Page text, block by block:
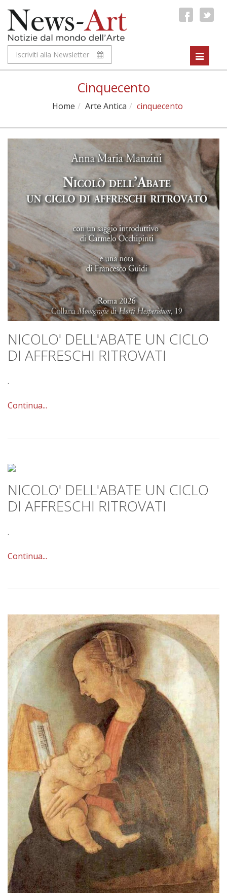
Iscriviti alla Newsletter
Toggle
Cinquecento
Home Arte Antica cinquecento
NICOLO' DELL'ABATE UN CICLO
DI AFFRESCHI RITROVATI
.
Continua...
NICOLO' DELL'ABATE UN CICLO
DI AFFRESCHI RITROVATI
.
Continua...